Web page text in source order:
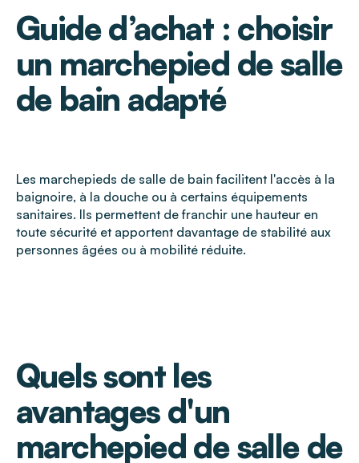
Guide d’achat : choisir
un marchepied de salle
de bain adapté
Les marchepieds de salle de bain facilitent l'accès à la
baignoire, à la douche ou à certains équipements
sanitaires. Ils permettent de franchir une hauteur en
toute sécurité et apportent davantage de stabilité aux
personnes âgées ou à mobilité réduite.
Quels sont les
avantages d'un
marchepied de salle de